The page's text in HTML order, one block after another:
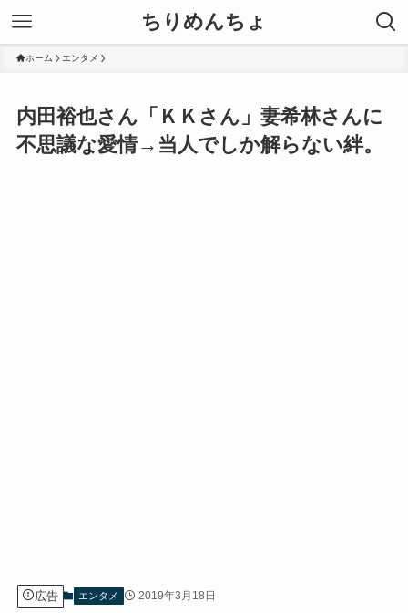
ちりめんちょ
ホーム エンタメ
内田裕也さん「ＫＫさん」妻希林さんに
不思議な愛情→当人でしか解らない絆。
広告 エンタメ 2019年3月18日